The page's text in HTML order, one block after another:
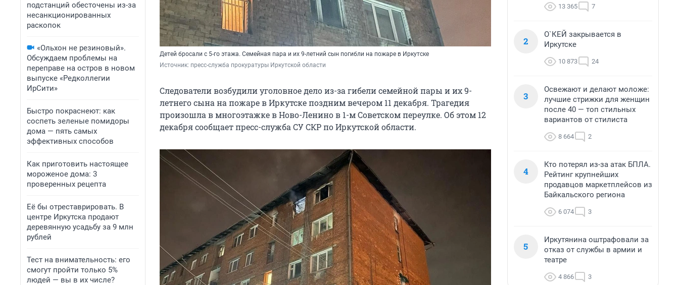
подстанций обесточены из-за
несанкционированных
раскопок
«Ольхон не резиновый».
Обсуждаем проблемы на
переправе на остров в новом
выпуске «Редколлегии
ИрСити»
Быстро покраснеют: как
соспеть зеленые помидоры
дома — пять самых
эффективных способов
Как приготовить настоящее
мороженое дома: 3
проверенных рецепта
Её бы отреставрировать. В
центре Иркутска продают
деревянную усадьбу за 9 млн
рублей
Тест на внимательность: его
смогут пройти только 5%
людей — вы в их числе?
Детей бросали с 5-го этажа. Семейная пара и их 9-летний сын погибли на пожаре в Иркутске
Источник: пресс-служба прокуратуры Иркутской области
Следователи возбудили уголовное дело из-за гибели семейной пары и их 9-
летнего сына на пожаре в Иркутске поздним вечером 11 декабря. Трагедия
произошла в многоэтажке в Ново-Ленино в 1-м Советском переулке. Об этом 12
декабря сообщает пресс-служба СУ СКР по Иркутской области.
13 365 7
2
О`КЕЙ закрывается в
Иркутске
10 873 24
3
Освежают и делают моложе:
лучшие стрижки для женщин
после 40 — топ стильных
вариантов от стилиста
8 664 2
4
Кто потерял из-за атак БПЛА.
Рейтинг крупнейших
продавцов маркетплейсов из
Байкальского региона
6 074 3
5
Иркутянина оштрафовали за
отказ от службы в армии и
театре
4 866 3